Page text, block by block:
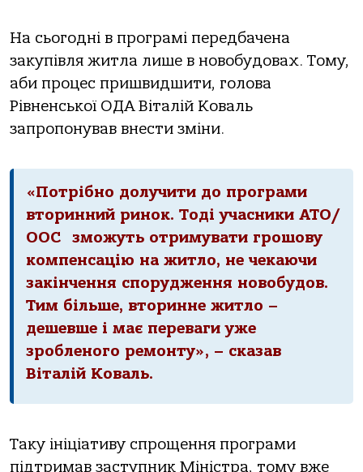
На сьогодні в програмі передбачена
закупівля житла лише в новобудовах. Тому,
аби процес пришвидшити, голова
Рівненської ОДА Віталій Коваль
запропонував внести зміни.
«Потрібно долучити до програми
вторинний ринок. Тоді учасники АТО/
ООС зможуть отримувати грошову
компенсацію на житло, не чекаючи
закінчення спорудження новобудов.
Тим більше, вторинне житло –
дешевше і має переваги уже
зробленого ремонту», – сказав
Віталій Коваль.
Таку ініціативу спрощення програми
підтримав заступник Міністра, тому вже